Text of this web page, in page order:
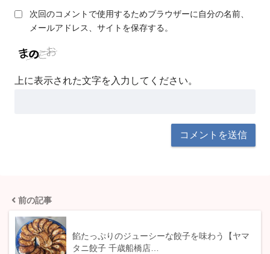
次回のコメントで使用するためブラウザーに自分の名前、
メールアドレス、サイトを保存する。
上に表示された文字を入力してください。
前の記事
餡たっぷりのジューシーな餃子を味わう【ヤマ
タニ餃子 千歳船橋店…